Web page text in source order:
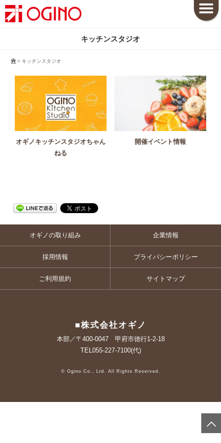
キッチンスタジオ
> キッチンスタジオ
オギノキッチンスタジオちゃん
ねる
開催イベント情報
オギノの取り組み 企業情報
採用情報 プライバシーポリシー
ご利用規約 サイトマップ
■株式会社オギノ
本部／〒400-0047 甲府市徳行1-2-18
TEL055-227-7100(代)
© Ogino Co., Ltd. All Rights Reserved.